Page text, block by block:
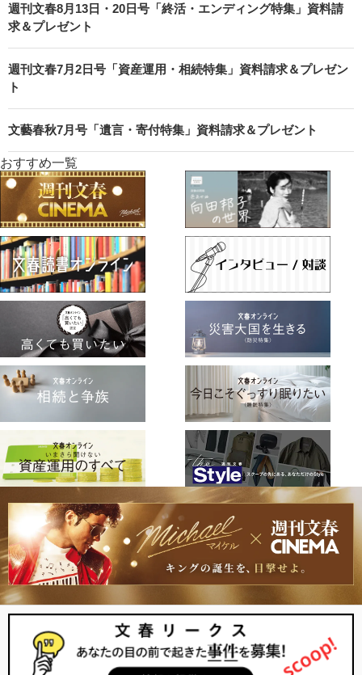
週刊文春8月13日・20日号「終活・エンディング特集」資料請
求＆プレゼント
週刊文春7月2日号「資産運用・相続特集」資料請求＆プレゼン
ト
文藝春秋7月号「遺言・寄付特集」資料請求＆プレゼント
おすすめ一覧